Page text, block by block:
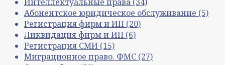
Абонентское юридическое обслуживание (5)
Регистрация фирм и ИП (20)
Ликвидация фирм и ИП (6)
Регистрация СМИ (15)
Миграционное право. ФМС (27)